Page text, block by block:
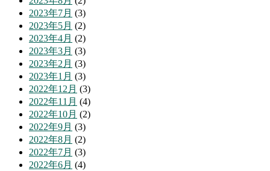
2023年7月 (3)
2023年5月 (2)
2023年4月 (2)
2023年3月 (3)
2023年2月 (3)
2023年1月 (3)
2022年12月 (3)
2022年11月 (4)
2022年10月 (2)
2022年9月 (3)
2022年8月 (2)
2022年7月 (3)
2022年6月 (4)